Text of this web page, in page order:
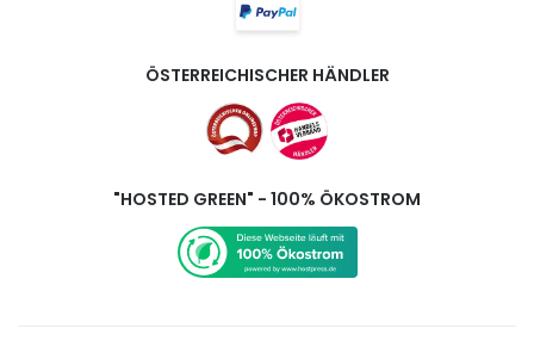
ÖSTERREICHISCHER HÄNDLER
"HOSTED GREEN" - 100% ÖKOSTROM